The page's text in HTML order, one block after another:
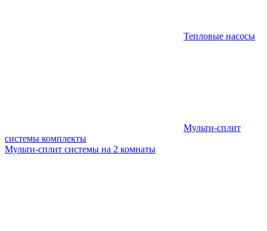
Тепловые насосы
Мульти-сплит
системы комплекты
Мульти-сплит системы на 2 комнаты